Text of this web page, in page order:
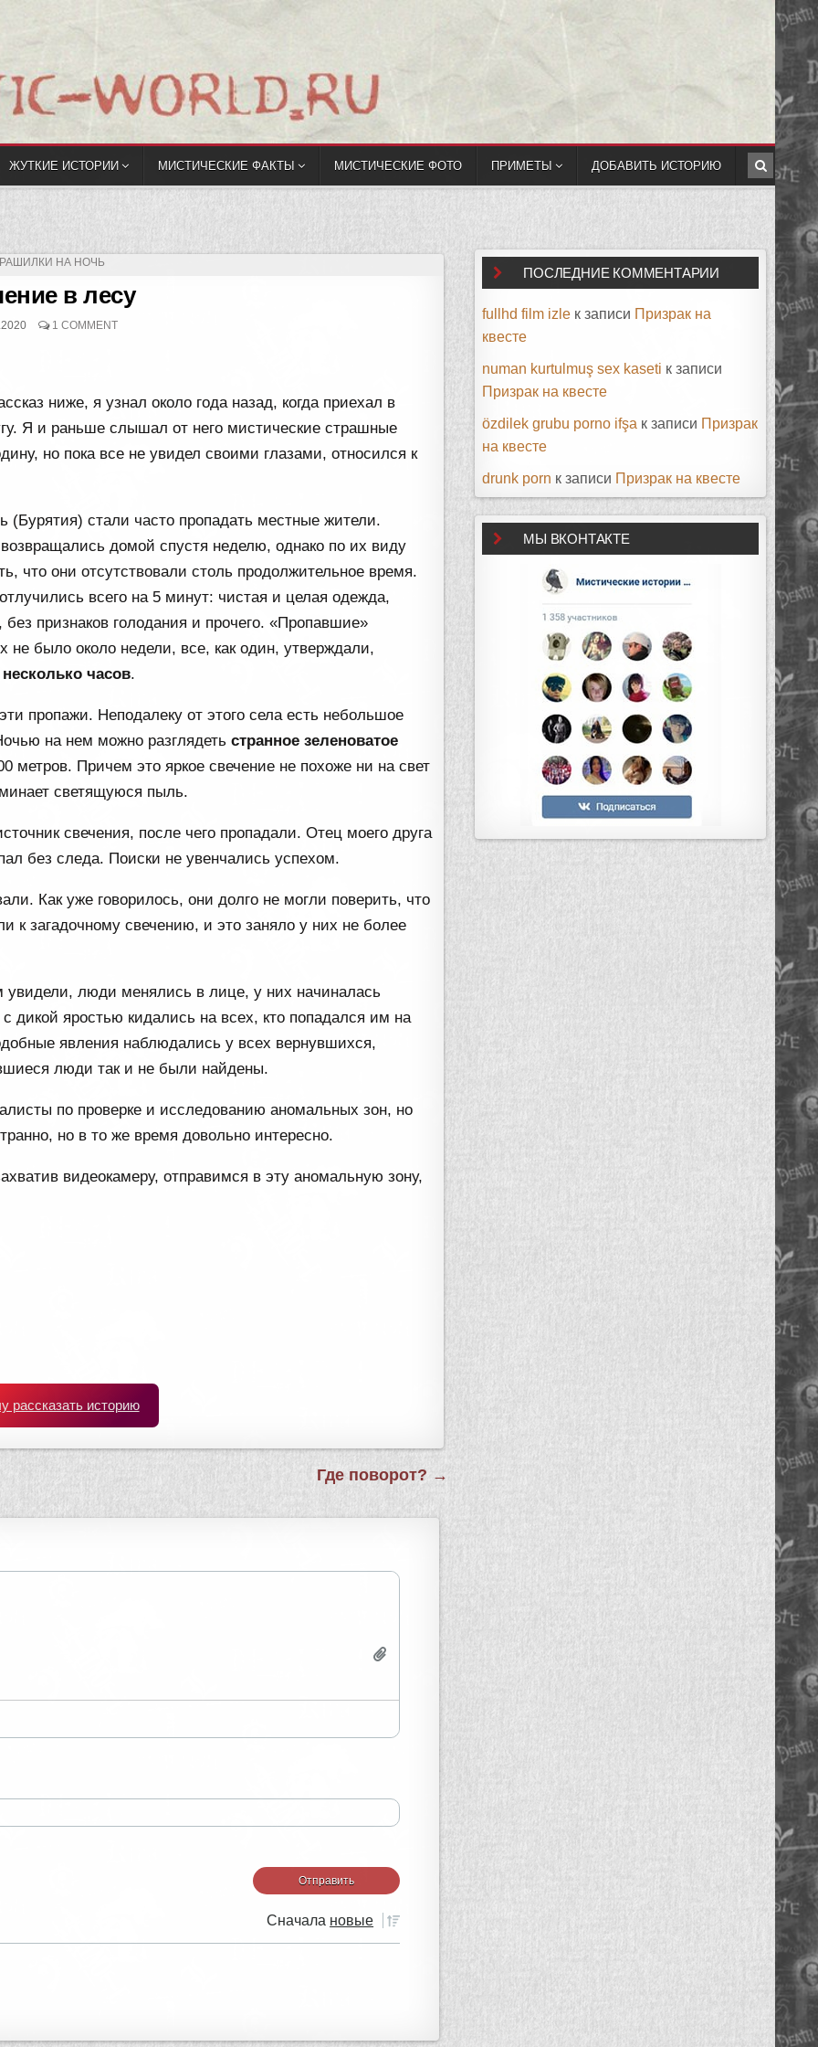
ЖУТКИЕ ИСТОРИИ МИСТИЧЕСКИЕ ФАКТЫ МИСТИЧЕСКИЕ ФОТО ПРИМЕТЫ ДОБАВИТЬ ИСТОРИЮ
НА НОЧЬ
в лесу
1 COMMENT
ниже, я узнал около года назад, когда приехал в
Я и раньше слышал от него мистические страшные
но пока все не увидел своими глазами, относился к
(Бурятия) стали часто пропадать местные жители.
домой спустя неделю, однако по их виду
что они отсутствовали столь продолжительное время.
всего на 5 минут: чистая и целая одежда,
признаков голодания и прочего. «Пропавшие»
не было около недели, все, как один, утверждали,
часов.
пропажи. Неподалеку от этого села есть небольшое
на нем можно разглядетьстранное зеленоватое
метров. Причем это яркое свечение не похоже ни на свет
светящуюся пыль.
свечения, после чего пропадали. Отец моего друга
без следа. Поиски не увенчались успехом.
Как уже говорилось, они долго не могли поверить, что
к загадочному свечению, и это заняло у них не более
увидели, люди менялись в лице, у них начиналась
дикой яростью кидались на всех, кто попадался им на
явления наблюдались у всех вернувшихся,
люди так и не были найдены.
по проверке и исследованию аномальных зон, но
но в то же время довольно интересно.
видеокамеру, отправимся в эту аномальную зону,
рассказать историю
Где поворот? →
Сначала новые
ПОСЛЕДНИЕ КОММЕНТАРИИ
fullhd film izle к записи Призрак на
квесте
numan kurtulmuş sex kaseti к записи
Призрак на квесте
özdilek grubu porno ifşa к записи Призрак
на квесте
drunk porn к записи Призрак на квесте
МЫ ВКОНТАКТЕ